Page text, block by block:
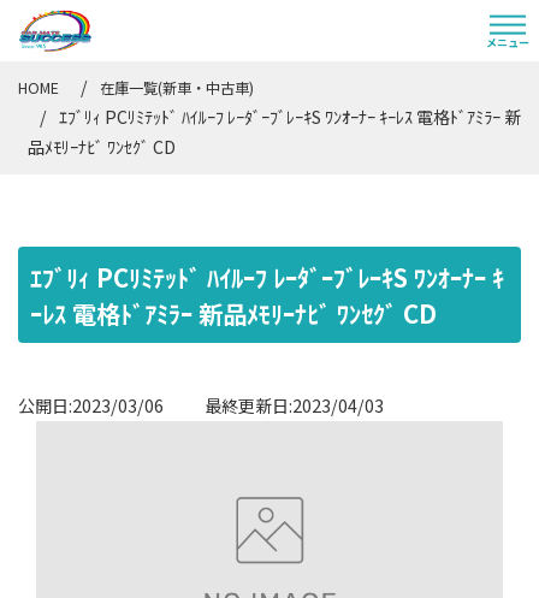
HOME 在庫一覧(新車・中古車)
ｴﾌﾞﾘｨ PCﾘﾐﾃｯﾄﾞ ﾊｲﾙｰﾌ ﾚｰﾀﾞｰﾌﾞﾚｰｷS ﾜﾝｵｰﾅｰ ｷｰﾚｽ 電格ﾄﾞｱﾐﾗｰ 新
品ﾒﾓﾘｰﾅﾋﾞ ﾜﾝｾｸﾞ CD
ｴﾌﾞﾘｨ PCﾘﾐﾃｯﾄﾞ ﾊｲﾙｰﾌ ﾚｰﾀﾞｰﾌﾞﾚｰｷS ﾜﾝｵｰﾅｰ ｷ
ｰﾚｽ 電格ﾄﾞｱﾐﾗｰ 新品ﾒﾓﾘｰﾅﾋﾞ ﾜﾝｾｸﾞ CD
公開日:2023/03/06 最終更新日:2023/04/03